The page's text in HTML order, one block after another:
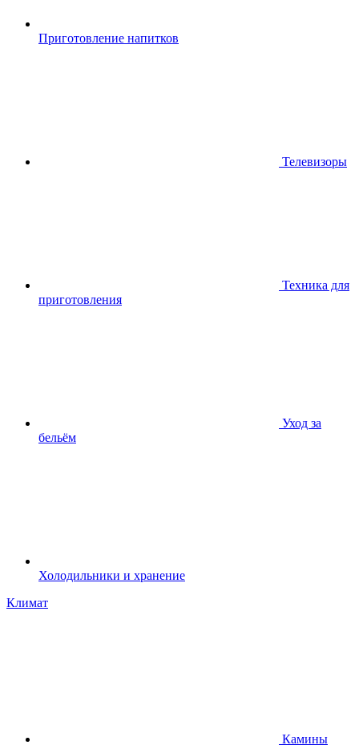
Приготовление напитков
Телевизоры
Техника для
приготовления
Уход за
бельём
Холодильники и хранение
Климат
Камины